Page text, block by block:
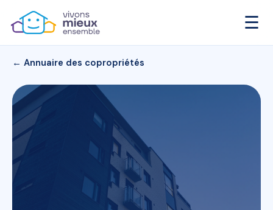
☰
← Annuaire des copropriétés